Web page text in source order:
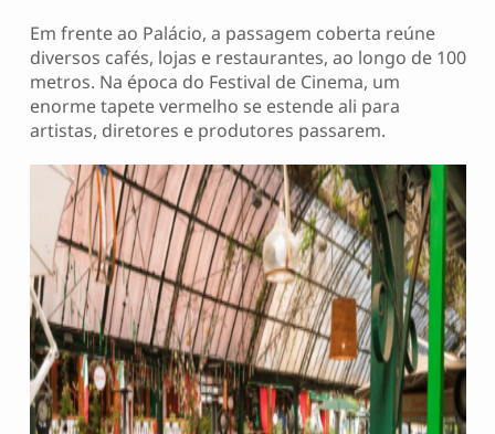
Em frente ao Palácio, a passagem coberta reúne
diversos cafés, lojas e restaurantes, ao longo de 100
metros. Na época do Festival de Cinema, um
enorme tapete vermelho se estende ali para
artistas, diretores e produtores passarem.